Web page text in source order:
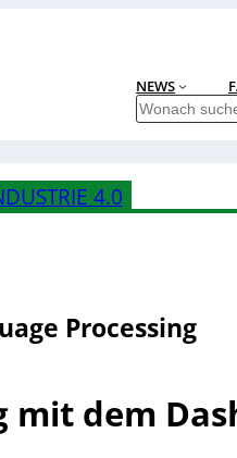
NEWS
S
e
4.0
Processing
mit dem